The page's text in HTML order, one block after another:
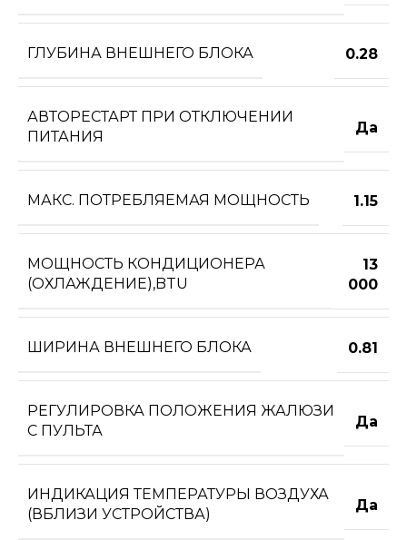
ГЛУБИНА ВНЕШНЕГО БЛОКА 0.28
АВТОРЕСТАРТ ПРИ ОТКЛЮЧЕНИИ
ПИТАНИЯ
Да
МАКС. ПОТРЕБЛЯЕМАЯ МОЩНОСТЬ 1.15
МОЩНОСТЬ КОНДИЦИОНЕРА
(ОХЛАЖДЕНИЕ),BTU
13
000
ШИРИНА ВНЕШНЕГО БЛОКА 0.81
РЕГУЛИРОВКА ПОЛОЖЕНИЯ ЖАЛЮЗИ
С ПУЛЬТА
Да
ИНДИКАЦИЯ ТЕМПЕРАТУРЫ ВОЗДУХА
(ВБЛИЗИ УСТРОЙСТВА)
Да